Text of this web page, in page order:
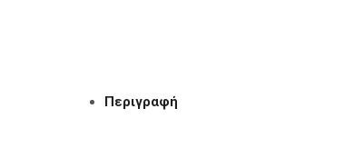
Περιγραφή